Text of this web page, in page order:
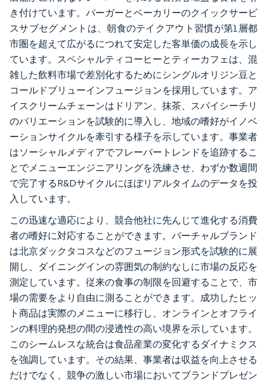
き付けています。バーガーとベーカリーのクイックサービ
スサブセグメントは、朝食のテイクアウト習慣が第1層都
市圏を超えて広がるにつれて安定した客単価の成長を示し
ています。スペシャルティコーヒーとティーカフェは、混
雑した飲料市場で差別化するためにシングルオリジン豆と
コールドブリューインフュージョンを採用しています。ア
イスクリームチェーンはドリアン、抹茶、スパイシーチリ
のバリエーションを試験的に導入し、地域の嗜好がイノベ
ーションサイクルを牽引する様子を示しています。事業者
はソーシャルメディアでフレーバートレンドを追跡するこ
とでメニューエンジニアリングを洗練させ、わずか数週間
で完了するR&Dサイクルにほぼリアルタイムのデータを投
入しています。
この迅速な適応により、競合他社に先んじて進化する消費
者の嗜好に対応することができます。バーチャルブランド
は北京ダックタコスなどのフュージョン形式を試験的に展
開し、ダイニングインの雰囲気の制約なしに市場の反応を
測定しています。従来の食事の制限を回避することで、市
場の需要をより自由に測ることができます。成功したヒッ
ト商品は実際のメニューに移行し、オンラインとオフライ
ンの料理的発想の間の浸透性の高い境界を示しています。
このシームレスな統合は食品産業の変化するダイナミクス
を強調しています。その結果、事業者は収益を向上させる
だけでなく、競争の激しい市場においてブランドプレゼン